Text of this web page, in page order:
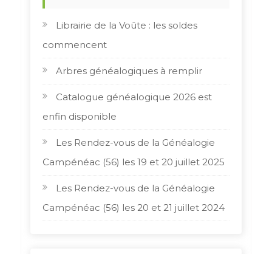
Librairie de la Voûte : les soldes
commencent
Arbres généalogiques à remplir
Catalogue généalogique 2026 est
enfin disponible
Les Rendez-vous de la Généalogie
Campénéac (56) les 19 et 20 juillet 2025
Les Rendez-vous de la Généalogie
Campénéac (56) les 20 et 21 juillet 2024